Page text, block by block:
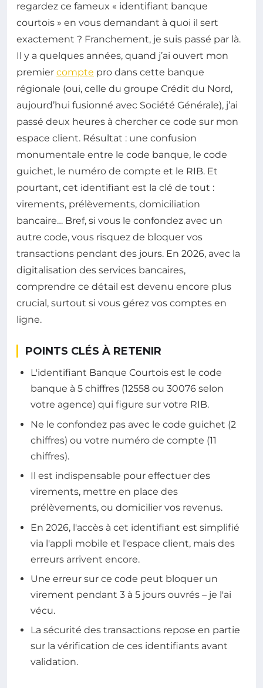
regardez ce fameux « identifiant banque
courtois » en vous demandant à quoi il sert
exactement ? Franchement, je suis passé par là.
Il y a quelques années, quand j’ai ouvert mon
premier compte pro dans cette banque
régionale (oui, celle du groupe Crédit du Nord,
aujourd’hui fusionné avec Société Générale), j’ai
passé deux heures à chercher ce code sur mon
espace client. Résultat : une confusion
monumentale entre le code banque, le code
guichet, le numéro de compte et le RIB. Et
pourtant, cet identifiant est la clé de tout :
virements, prélèvements, domiciliation
bancaire… Bref, si vous le confondez avec un
autre code, vous risquez de bloquer vos
transactions pendant des jours. En 2026, avec la
digitalisation des services bancaires,
comprendre ce détail est devenu encore plus
crucial, surtout si vous gérez vos comptes en
ligne.
POINTS CLÉS À RETENIR
L'identifiant Banque Courtois est le code
banque à 5 chiffres (12558 ou 30076 selon
votre agence) qui figure sur votre RIB.
Ne le confondez pas avec le code guichet (2
chiffres) ou votre numéro de compte (11
chiffres).
Il est indispensable pour effectuer des
virements, mettre en place des
prélèvements, ou domicilier vos revenus.
En 2026, l'accès à cet identifiant est simplifié
via l'appli mobile et l'espace client, mais des
erreurs arrivent encore.
Une erreur sur ce code peut bloquer un
virement pendant 3 à 5 jours ouvrés – je l'ai
vécu.
La sécurité des transactions repose en partie
sur la vérification de ces identifiants avant
validation.